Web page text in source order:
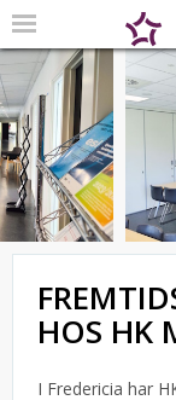
HOS HK
I Fredericia har